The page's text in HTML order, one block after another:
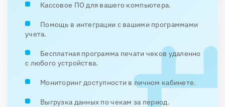
Кассовое ПО для вашего компьютера.
Помощь в интеграции с вашими программами
учета.
Бесплатная программа печати чеков удаленно
с любого устройства.
Мониторинг доступности в личном кабинете.
Выгрузка данных по чекам за период.